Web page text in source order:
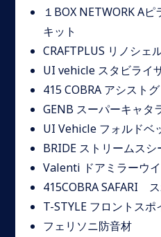
１BOX NETWORK A
キット
CRAFTPLUS リノシェ
UI vehicle スタビライ
415 COBRA アシスト
GENB スーパーキャタ
UI Vehicle フォルドベ
BRIDE ストリームスシ
Valenti ドアミラーウ
415COBRA SAFARI
T-STYLE フロントスポ
フェリソニ防音材